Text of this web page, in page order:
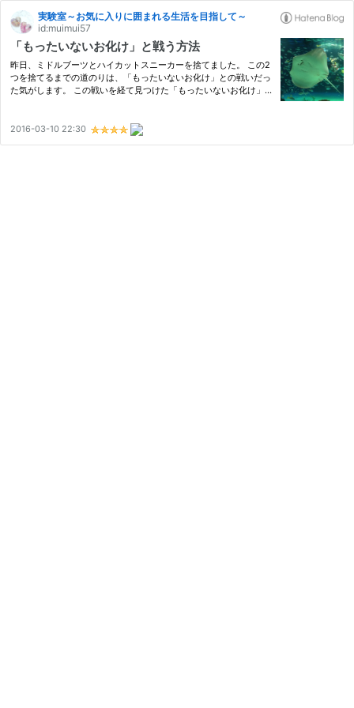
実験室～お気に入りに囲まれる生活を目指して～
id:muimui57
「もったいないお化け」と戦う方法
昨日、ミドルブーツとハイカットスニーカーを捨てました。 この2
つを捨てるまでの道のりは、「もったいないお化け」との戦いだっ
た気がします。 この戦いを経て見つけた「もったいないお化け」
顔…
2016-03-10 22:30